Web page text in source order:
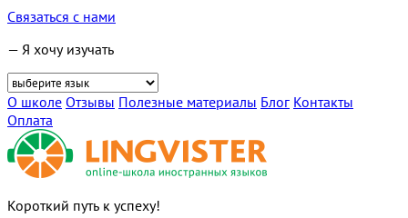
Связаться с нами
— Я хочу изучать
О школе Отзывы Полезные материалы Блог Контакты
Оплата
Короткий путь к успеху!